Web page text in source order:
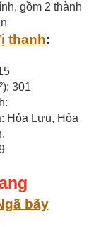
gồm 2 thành
thanh:
301
Hỏa Lựu, Hỏa
bãy